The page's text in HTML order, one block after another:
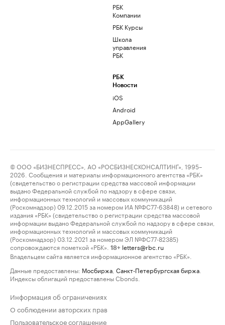
РБК
Компании
РБК Курсы
Школа
управления
РБК
РБК
Новости
iOS
Android
AppGallery
© ООО «БИЗНЕСПРЕСС», АО «РОСБИЗНЕСКОНСАЛТИНГ», 1995–
2026. Сообщения и материалы информационного агентства «РБК»
(свидетельство о регистрации средства массовой информации
выдано Федеральной службой по надзору в сфере связи,
информационных технологий и массовых коммуникаций
(Роскомнадзор) 09.12.2015 за номером ИА №ФС77-63848) и сетевого
издания «РБК» (свидетельство о регистрации средства массовой
информации выдано Федеральной службой по надзору в сфере связи,
информационных технологий и массовых коммуникаций
(Роскомнадзор) 03.12.2021 за номером ЭЛ №ФС77-82385)
сопровождаются пометкой «РБК».
18+ letters@rbc.ru
Владельцем сайта является информационное агентство «РБК».
Данные предоставлены: Мосбиржа Санкт-Петербургская биржа
Индексы облигаций предоставлены Cbonds.
Информация об ограничениях
О соблюдении авторских прав
Пользовательское соглашение